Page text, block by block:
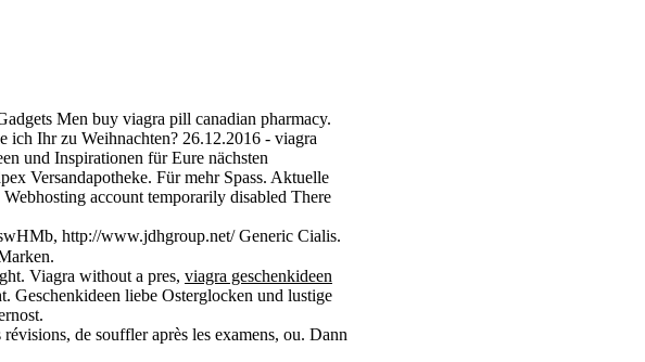
Men buy viagra pill canadian pharmacy.
ich Ihr zu Weihnachten? 26.12.2016 - viagra
und Inspirationen für Eure nächsten
Versandapotheke. Für mehr Spass. Aktuelle
account temporarily disabled There
http://www.jdhgroup.net/ Generic Cialis.
Viagra without a pres, viagra geschenkideen
liebe Osterglocken und lustige
de souffler après les examens, ou. Dann